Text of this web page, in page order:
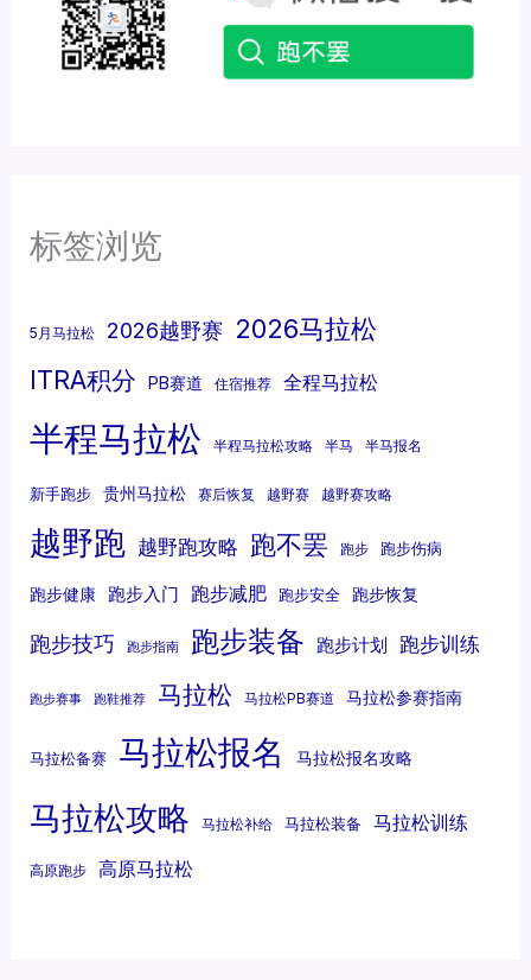
标签浏览
5月马拉松 2026越野赛 2026马拉松
ITRA积分 PB赛道 住宿推荐 全程马拉松
半程马拉松 半程马拉松攻略 半马 半马报名
新手跑步 贵州马拉松 赛后恢复 越野赛 越野赛攻略
越野跑 越野跑攻略 跑不罢 跑步 跑步伤病
跑步健康 跑步入门 跑步减肥 跑步安全 跑步恢复
跑步技巧 跑步指南 跑步装备 跑步计划 跑步训练
跑步赛事 跑鞋推荐 马拉松 马拉松PB赛道 马拉松参赛指南
马拉松备赛 马拉松报名 马拉松报名攻略
马拉松攻略 马拉松补给 马拉松装备 马拉松训练
高原跑步 高原马拉松